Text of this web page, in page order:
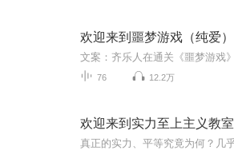
欢迎来到噩梦游戏（纯爱）
76 12.2万
欢迎来到实力至上主义教室